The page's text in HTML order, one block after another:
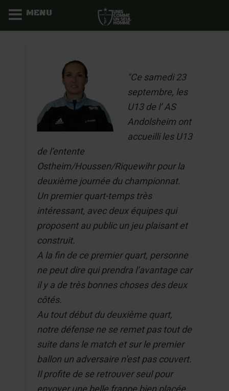
"Ce samedi 23
septembre, les
U13 de l’ AS
Andolsheim ont
accueilli les U13
de l’entente
Ostheim/Houssen/Riquewihr pour la
deuxième journée du championnat.
Un premier quart-temps très
intéressant, avec deux équipes qui
proposent au public un jeu plaisant et
construit.
A la fin de ce premier quart, personne
ne peut dire qui prendra l’avantage car
il y a de très bonnes choses des deux
côtés.
Au tout début du deuxième quart,
notre défense ne se remet pas tout de
suite dans le match et sur le premier
ballon un adversaire n’est pas couvert.
Il profite de se retrouver seul pour
envoyer une belle frappe bien placée
MENU